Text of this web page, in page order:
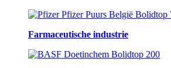
Farmaceutische industrie